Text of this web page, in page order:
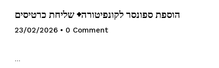
הוספת ספונסר לקונפיטורה+ שליחת כרטיסים
23/02/2026 • 0 Comment
…